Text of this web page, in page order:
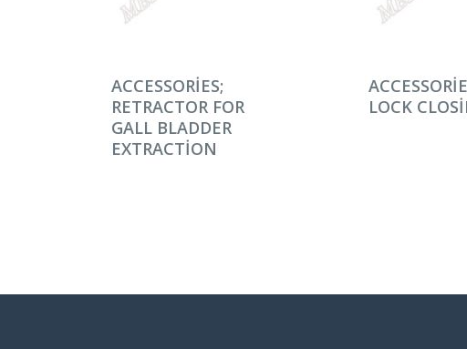
DEVAMINI OKU
ACCESSORIES;
RETRACTOR FOR
GALL BLADDER
EXTRACTION
DEVAMINI
LOCK